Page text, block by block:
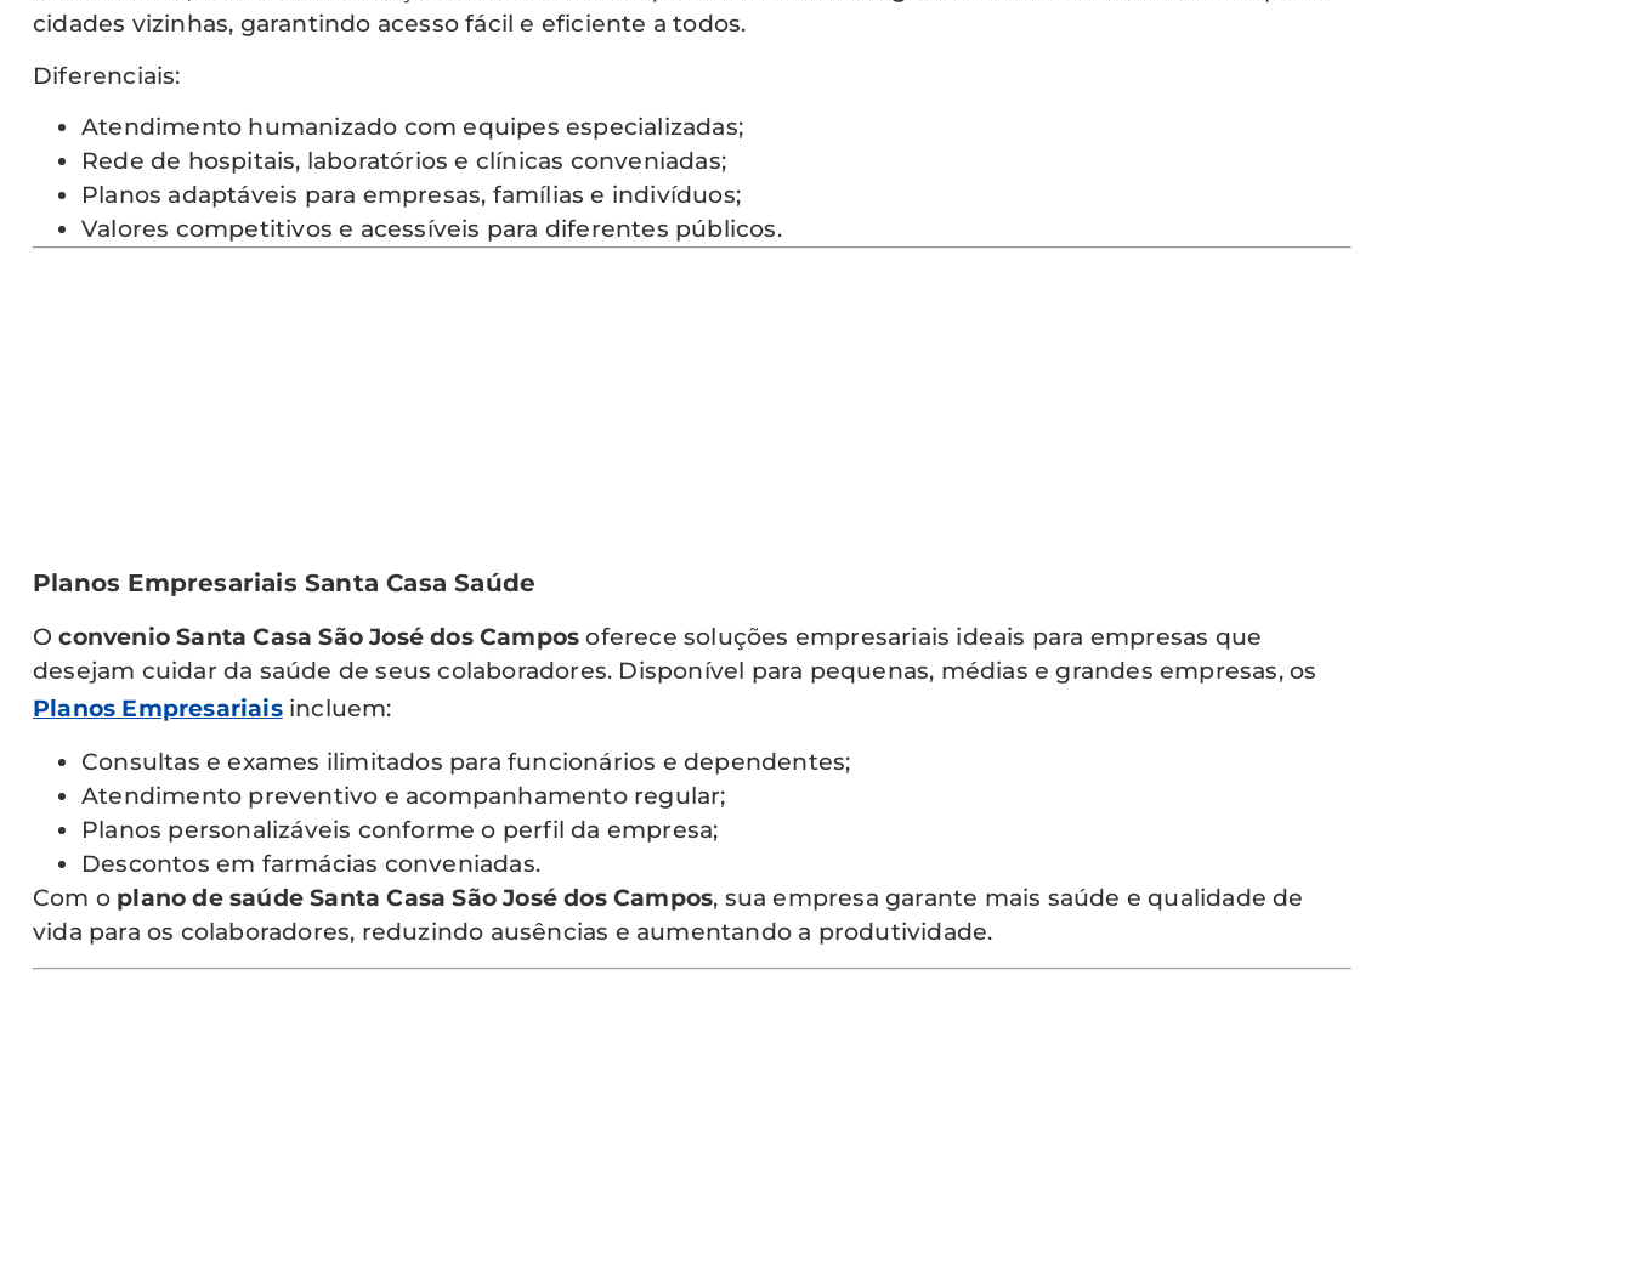
cidades vizinhas, garantindo acesso fácil e eficiente a todos.
Diferenciais:
Atendimento humanizado com equipes especializadas;
Rede de hospitais, laboratórios e clínicas conveniadas;
Planos adaptáveis para empresas, famílias e indivíduos;
Valores competitivos e acessíveis para diferentes públicos.
Planos Empresariais Santa Casa Saúde
Oconvenio Santa Casa São José dos Campos oferece soluções empresariais ideais para empresas que
desejam cuidar da saúde de seus colaboradores. Disponível para pequenas, médias e grandes empresas, os
Planos Empresariaisincluem:
Consultas e exames ilimitados para funcionários e dependentes;
Atendimento preventivo e acompanhamento regular;
Planos personalizáveis conforme o perfil da empresa;
Descontos em farmácias conveniadas.
Com o plano de saúde Santa Casa São José dos Campos, sua empresa garante mais saúde e qualidade de
vida para os colaboradores, reduzindo ausências e aumentando a produtividade.